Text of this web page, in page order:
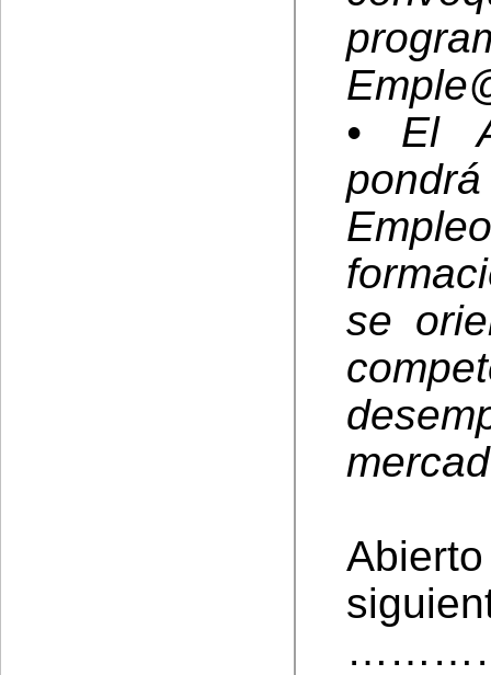
• El
se